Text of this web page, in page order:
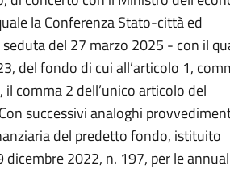
la Conferenza Stato-città ed
del 27 marzo 2025 - con il
del fondo di cui all’articolo 1,
comma 2 dell’unico articolo del
successivi analoghi
del predetto fondo, istituito
dicembre 2022, n. 197, per le